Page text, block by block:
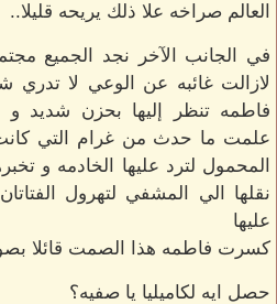
العالم صراخه علا ذلك يريحه قليلا..
في الجانب الآخر نجد الجميع
لازالت غائبه عن الوعي لا تدري
فاطمه تنظر إليها بحزن شديد
علمت ما حدث من غرام التي كانت
المحمول لترد عليها الخادمه و
نقلها الي المشفي لتهرول
عليها
كسرت فاطمه هذا الصمت قائلا
حصل ايه لكاميليا يا صفيه؟